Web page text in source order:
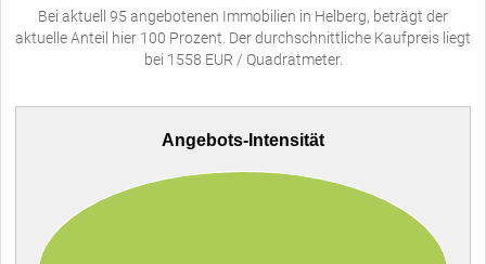
Bei aktuell 95 angebotenen Immobilien in Helberg, beträgt der
aktuelle Anteil hier 100 Prozent. Der durchschnittliche Kaufpreis liegt
bei 1558 EUR / Quadratmeter.
Angebots-Intensität